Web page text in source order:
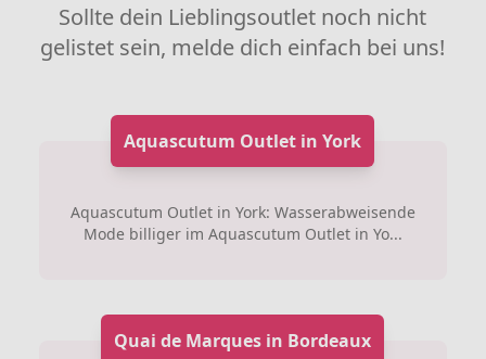
Sollte dein Lieblingsoutlet noch nicht
gelistet sein, melde dich einfach bei uns!
Aquascutum Outlet in York
Aquascutum Outlet in York: Wasserabweisende
Mode billiger im Aquascutum Outlet in Yo...
Quai de Marques in Bordeaux